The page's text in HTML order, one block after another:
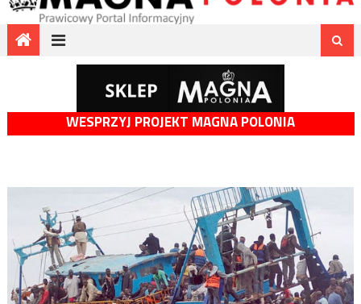
WESPRZYJ PROJEKT MAGNA POLONIA